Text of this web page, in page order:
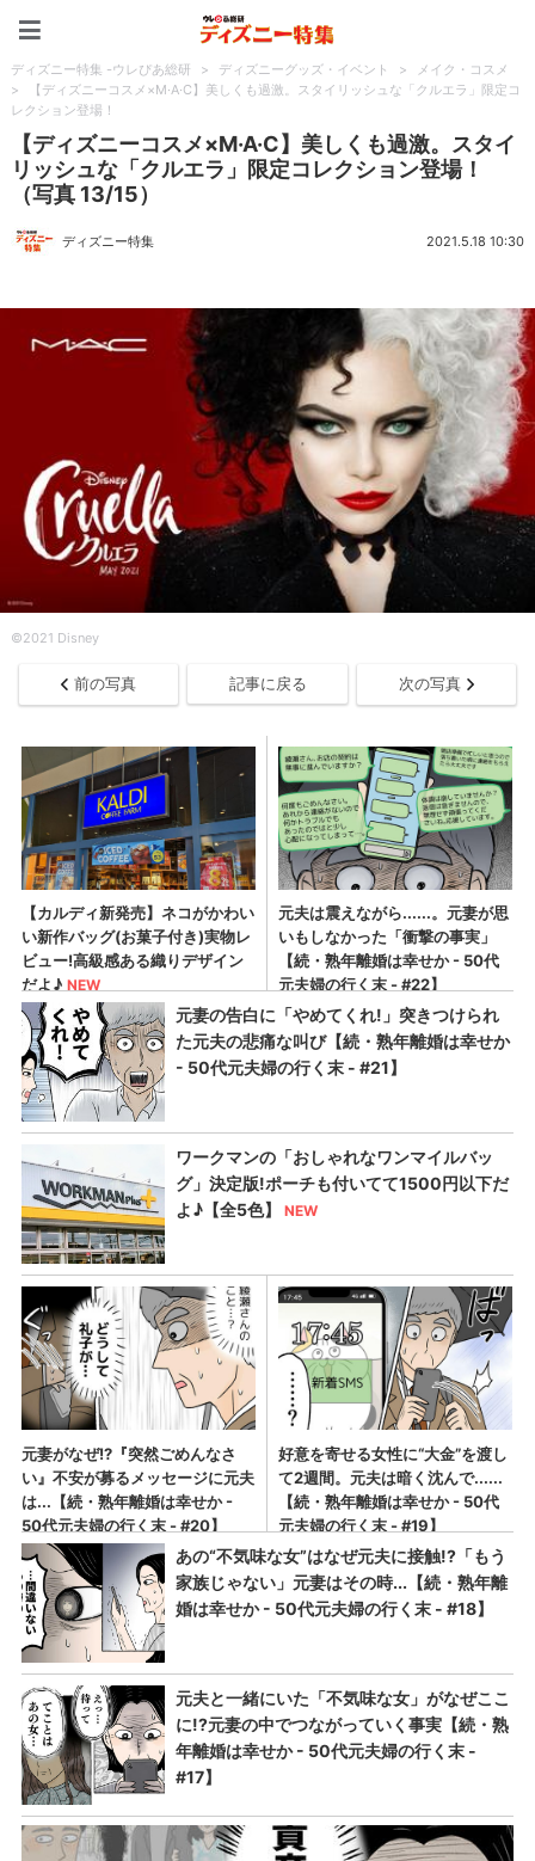
ディズニー特集 -ウレぴあ総研 > ディズニーグッズ・イベント >
メイク・コスメ
>
【ディズニーコスメ×M·A·C】美しくも過激。スタイリッシュな「クルエラ」限定コ
レクション登場！
【ディズニーコスメ×M·A·C】美しくも過激。スタイ
リッシュな「クルエラ」限定コレクション登場！
（写真 13/15）
ディズニー特集 2021.5.18 10:30
©2021 Disney
前の写真 記事に戻る 次の写真